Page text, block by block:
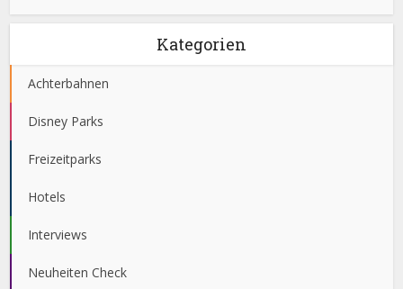
Kategorien
Achterbahnen
Disney Parks
Freizeitparks
Hotels
Interviews
Neuheiten Check